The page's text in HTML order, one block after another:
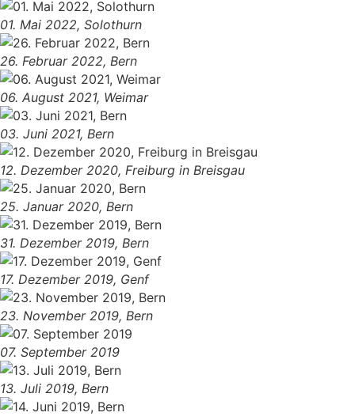
01. Mai 2022, Solothurn
26. Februar 2022, Bern
06. August 2021, Weimar
03. Juni 2021, Bern
12. Dezember 2020, Freiburg in Breisgau
25. Januar 2020, Bern
31. Dezember 2019, Bern
17. Dezember 2019, Genf
23. November 2019, Bern
07. September 2019
13. Juli 2019, Bern